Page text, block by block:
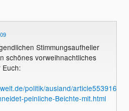
Stimmungsaufheller
schönes vorweihnachtliches
Euch:
politik/ausland/article5539162/
peinliche-Beichte-mit.html